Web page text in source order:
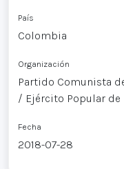
País
Colombia
Organización
Partido Comunista
/ Ejército Popular de
Fecha
2018-07-28